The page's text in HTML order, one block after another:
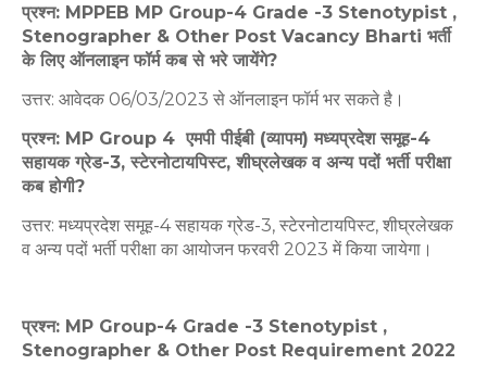
प्रश्न: MPPEB MP Group-4 Grade -3 Stenotypist ,
Stenographer & Other Post Vacancy Bharti भर्ती
के लिए ऑनलाइन फॉर्म कब से भरे जायेंगे?
उत्तर: आवेदक 06/03/2023 से ऑनलाइन फॉर्म भर सकते है।
प्रश्न: MP Group 4 एमपी पीईबी (व्यापम) मध्यप्रदेश समूह-4
सहायक ग्रेड-3, स्टेरनोटायपिस्ट, शीघ्रलेखक व अन्य पदों भर्ती परीक्षा
कब होगी?
उत्तर: मध्यप्रदेश समूह-4 सहायक ग्रेड-3, स्टेरनोटायपिस्ट, शीघ्रलेखक
व अन्य पदों भर्ती परीक्षा का आयोजन फरवरी 2023 में किया जायेगा।
प्रश्न: MP Group-4 Grade -3 Stenotypist ,
Stenographer & Other Post Requirement 2022